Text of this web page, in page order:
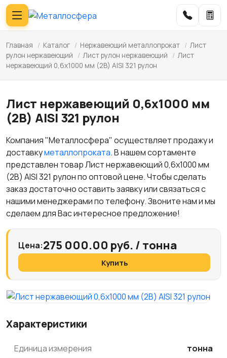
Главная / Каталог / Нержавеющий металлопрокат / Лист
рулон нержавеющий
/ Лист рулон нержавеющий / Лист
нержавеющий 0,6х1000 мм (2B) AISI 321 рулон
Лист нержавеющий 0,6х1000 мм
(2B) AISI 321 рулон
Компания "Металлосфера" осуществляет продажу и
доставкуметаллопроката. В нашем сортаменте
представлен товар Лист нержавеющий 0,6х1000 мм
(2B) AISI 321 рулон по оптовой цене. Чтобы сделать
заказ достаточно оставить заявку или связаться с
нашими менеджерами по телефону. Звоните нам и мы
сделаем для Вас интересное предложение!
Цена:275 000.00 руб. / тонна
Купить
Характеристики
Единица измерения тонна